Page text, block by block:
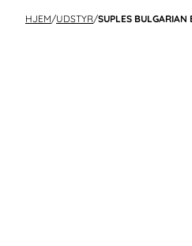
HJEM/UDSTYR/SUPLES BULGARIAN